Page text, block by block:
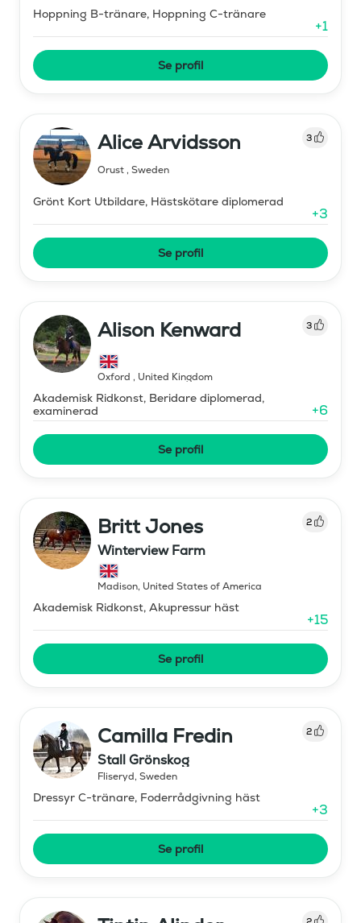
Hoppning B-tränare, Hoppning C-tränare
+1
Se profil
Alice Arvidsson 3
Orust, Sweden
Grönt Kort Utbildare, Hästskötare diplomerad
+3
Se profil
Alison Kenward 3
Oxford , United Kingdom
Akademisk Ridkonst, Beridare diplomerad,
examinerad
+6
Se profil
Britt Jones 2
Winterview Farm
Madison, United States of America
Akademisk Ridkonst, Akupressur häst
+15
Se profil
Camilla Fredin 2
Stall Grönskog
Fliseryd, Sweden
Dressyr C-tränare, Foderrådgivning häst
+3
Se profil